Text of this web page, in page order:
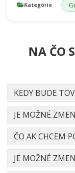
Kategórie
NA ČO
KEDY BUDE
JE MOŽNÉ
ČO AK CHCEM
JE MOŽNÉ